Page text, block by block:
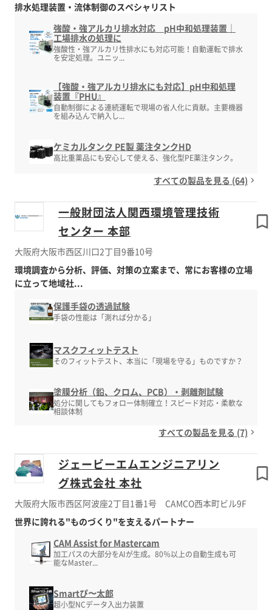
排水処理装置・流体制御のスペシャリスト
強酸・強アルカリ排水対応 pH中和処理装置｜
工場排水の処理に
強酸性・強アルカリ性排水にも対応可能！自動運転で排水
を安定処理。ユニッ...
【強酸・強アルカリ排水にも対応】pH中和処理
装置『PHU』
自動制御による連続運転で現場の省人化に貢献。主要機器
を組み込んで納入し...
ケミカルタンク PE製 薬注タンクHD
高比重薬品にも安心して使える、強化型PE薬注タンク。
すべての製品を見る (64)
一般財団法人関西環境管理技術
センター 本部
大阪府大阪市西区川口2丁目9番10号
環境調査から分析、評価、対策の立案まで、常にお客様の立場
に立って地域社...
保護手袋の透過試験
手袋の性能は「測れば分かる」
マスクフィットテスト
そのフィットテスト、本当に「現場を守る」ものですか？
塗膜分析（鉛、クロム、PCB）・剥離剤試験
処分に関してもフォロー体制確立！スピード対応・柔軟な
相談体制
すべての製品を見る (7)
ジェービーエムエンジニアリン
グ株式会社 本社
大阪府大阪市西区阿波座2丁目1番1号 CAMCO西本町ビル9F
世界に誇れる"ものづくり"を支えるパートナー
CAM Assist for Mastercam
加工パスの大部分をAIが生成。80％以上の自動生成も可
能なMaster...
Smartぴ〜太郎
超小型NCデータ入出力装置